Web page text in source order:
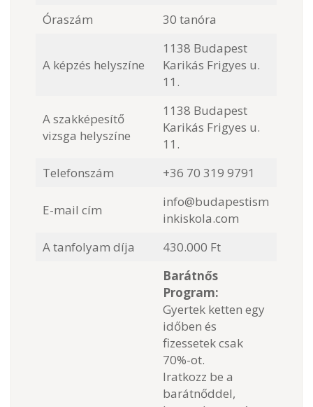
Óraszám 30 tanóra
A képzés helyszíne
1138 Budapest
Karikás Frigyes u.
11.
A szakképesítő
vizsga helyszíne
1138 Budapest
Karikás Frigyes u.
11.
Telefonszám
+36 70 319 9791
E-mail cím
info@budapestism
inkiskola.com
A tanfolyam díja
430.000 Ft
Barátnős
Program:
Gyertek ketten egy
időben és
fizessetek csak
70%-ot.
Iratkozz be a
barátnőddel,